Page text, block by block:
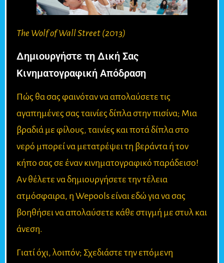
The Wolf of Wall Street (2013)
Δημιουργήστε τη Δική Σας
Κινηματογραφική Απόδραση
Πώς θα σας φαινόταν να απολαύσετε τις
αγαπημένες σας ταινίες δίπλα στην πισίνα; Μια
βραδιά με φίλους, ταινίες και ποτά δίπλα στο
νερό μπορεί να μετατρέψει τη βεράντα ή τον
κήπο σας σε έναν κινηματογραφικό παράδεισο!
Αν θέλετε να δημιουργήσετε την τέλεια
ατμόσφαιρα, η Wepools είναι εδώ για να σας
βοηθήσει να απολαύσετε κάθε στιγμή με στυλ και
άνεση.
Γιατί όχι, λοιπόν; Σχεδιάστε την επόμενη